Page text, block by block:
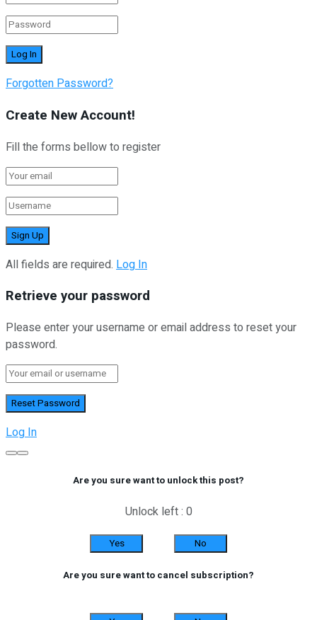
Forgotten Password?
Create New Account!
Fill the forms bellow to register
All fields are required. Log In
Retrieve your password
Please enter your username or email address to reset your
password.
Log In
Are you sure want to unlock this post?
Unlock left : 0
Yes No
Are you sure want to cancel subscription?